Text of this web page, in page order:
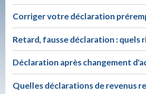
Corriger votre déclaration
Retard, fausse déclaration : quels
Déclaration après changement
Quelles déclarations de revenus